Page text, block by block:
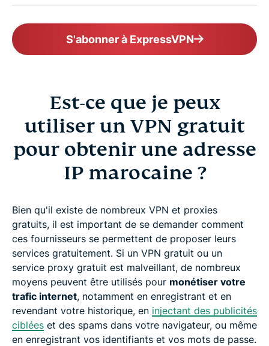
S'abonner à ExpressVPN
Est-ce que je peux
utiliser un VPN gratuit
pour obtenir une adresse
IP marocaine ?
Bien qu'il existe de nombreux VPN et proxies
gratuits, il est important de se demander comment
ces fournisseurs se permettent de proposer leurs
services gratuitement. Si un VPN gratuit ou un
service proxy gratuit est malveillant, de nombreux
moyens peuvent être utilisés pour monétiser votre
trafic internet, notamment en enregistrant et en
revendant votre historique, en injectant des publicités
ciblées et des spams dans votre navigateur, ou même
en enregistrant vos identifiants et vos mots de passe.